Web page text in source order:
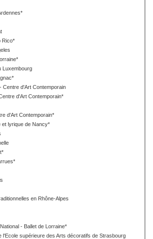
Rico*
Luxembourg
Centre d'Art Contemporain
d'Art Contemporain*
d'Art Contemporain*
lyrique de Nancy*
en Rhône-Alpes
- Ballet de Lorraine*
l'Ecole supérieure des Arts décoratifs de Strasbourg